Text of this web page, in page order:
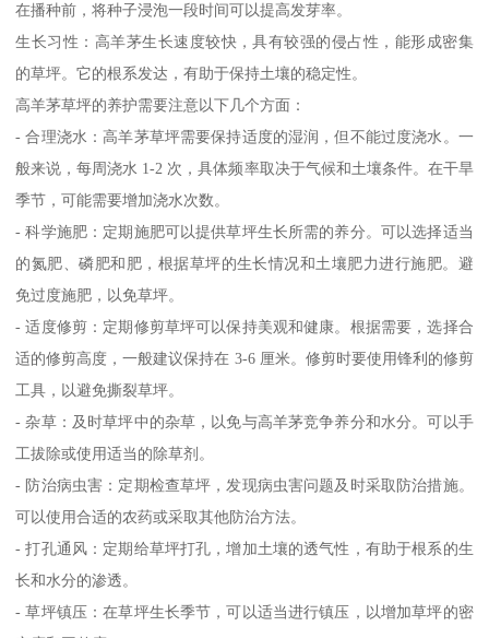
在播种前，将种子浸泡一段时间可以提高发芽率。
生长习性：高羊茅生长速度较快，具有较强的侵占性，能形成密集
的草坪。它的根系发达，有助于保持土壤的稳定性。
高羊茅草坪的养护需要注意以下几个方面：
- 合理浇水：高羊茅草坪需要保持适度的湿润，但不能过度浇水。一
般来说，每周浇水 1-2 次，具体频率取决于气候和土壤条件。在干旱
季节，可能需要增加浇水次数。
- 科学施肥：定期施肥可以提供草坪生长所需的养分。可以选择适当
的氮肥、磷肥和肥，根据草坪的生长情况和土壤肥力进行施肥。避
免过度施肥，以免草坪。
- 适度修剪：定期修剪草坪可以保持美观和健康。根据需要，选择合
适的修剪高度，一般建议保持在 3-6 厘米。修剪时要使用锋利的修剪
工具，以避免撕裂草坪。
- 杂草：及时草坪中的杂草，以免与高羊茅竞争养分和水分。可以手
工拔除或使用适当的除草剂。
- 防治病虫害：定期检查草坪，发现病虫害问题及时采取防治措施。
可以使用合适的农药或采取其他防治方法。
- 打孔通风：定期给草坪打孔，增加土壤的透气性，有助于根系的生
长和水分的渗透。
- 草坪镇压：在草坪生长季节，可以适当进行镇压，以增加草坪的密